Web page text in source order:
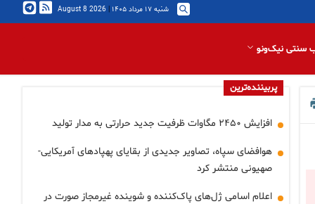
شنبه ۱۷ مرداد ۱۴۰۵ |
2026 August 8
سنتی نیک‌ونو
پربیننده‌ترین
افزایش ۲۴۵۰ مگاوات ظرفیت جدید حرارتی به مدار تولید
هوافضای سپاه، تصاویر جدیدی از بقایای پهپادهای آمریکایی-
صهیونی منتشر کرد
اعلام اسامی ژل‌های پاک‌کننده و شوینده غیرمجاز صورت در